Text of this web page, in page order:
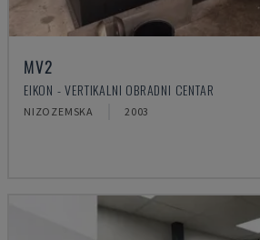
MV2
EIKON - VERTIKALNI OBRADNI CENTAR
NIZOZEMSKA 2003